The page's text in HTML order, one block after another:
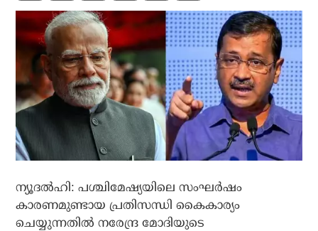
ന്യൂദല്‍ഹി: പശ്ചിമേഷ്യയിലെ സംഘര്‍ഷം
കാരണമുണ്ടായ പ്രതിസന്ധി കൈകാര്യം
ചെയ്യുന്നതില്‍ നരേന്ദ്ര മോദിയുടെ